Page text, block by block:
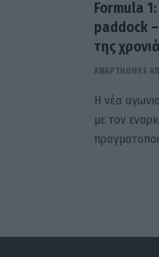
Formula
paddock –
της
ΑΝΑΡΤΗΘΗΚΕ
Η νέα
με τον